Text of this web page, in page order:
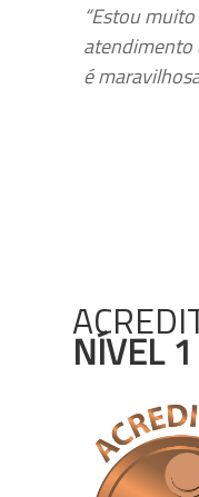
“Estou
atendimento
é
NÍVEL 1